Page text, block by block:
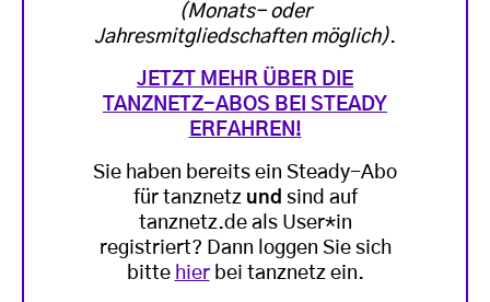
(Monats- oder
Jahresmitgliedschaften möglich).
JETZT MEHR ÜBER DIE
TANZNETZ-ABOS BEI STEADY
ERFAHREN!
Sie haben bereits ein Steady-Abo
für tanznetz und sind auf
tanznetz.de als User*in
registriert? Dann loggen Sie sich
bitte hierbei tanznetz ein.